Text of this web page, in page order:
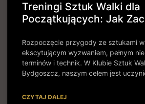
Treningi Sztuk Walki dla
Początkujących: Jak
Rozpoczęcie przygody ze sztukami
ekscytującym wyzwaniem, pełnym
terminów i technik. W Klubie Sztuk
Bydgoszcz, naszym celem jest
CZYTAJ DALEJ